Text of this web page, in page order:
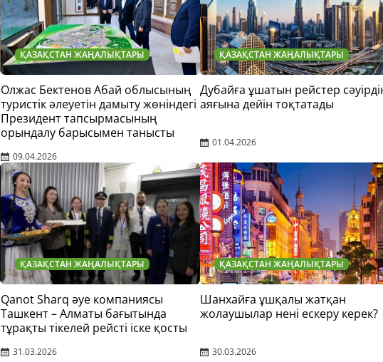
ҚАЗАҚСТАН ЖАҢАЛЫҚТАРЫ
Олжас Бектенов Абай облысының
туристік әлеуетін дамыту жөніндегі
Президент тапсырмасының
орындалу барысымен танысты
09.04.2026
ҚАЗАҚСТАН ЖАҢАЛЫҚТАРЫ
Дубайға ұшатын рейстер
аяғына дейін тоқтатады
01.04.2026
ҚАЗАҚСТАН ЖАҢАЛЫҚТАРЫ
Qanot Sharq әуе компаниясы
Ташкент – Алматы бағытында
тұрақты тікелей рейсті іске қосты
31.03.2026
ҚАЗАҚСТАН ЖАҢАЛЫҚТАРЫ
Шанхайға ұшқалы жатқан
жолаушылар нені ескеру керек?
30.03.2026